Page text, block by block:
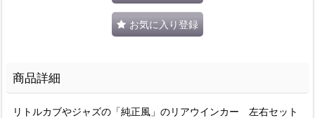
お気に入り登録
商品詳細
リトルカブやジャズの「純正風」のリアウインカー 左右セット